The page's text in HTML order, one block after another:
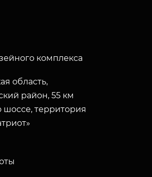
комплекса
область,
район, 55 км
шоссе, территория